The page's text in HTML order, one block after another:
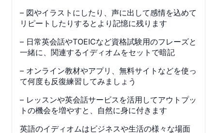
– 図やイラストにしたり、声に出して感情を込めて
リピートしたりするとより記憶に残ります
– 日常英会話やTOEICなど資格試験用のフレーズと
一緒に、関連するイディオムをセットで暗記
– オンライン教材やアプリ、無料サイトなどを使っ
て何度も反復練習してみましょう
– レッスンや英会話サービスを活用してアウトプッ
トの機会を増やすと、自然に身に付きます
英語のイディオムはビジネスや生活の様々な場面